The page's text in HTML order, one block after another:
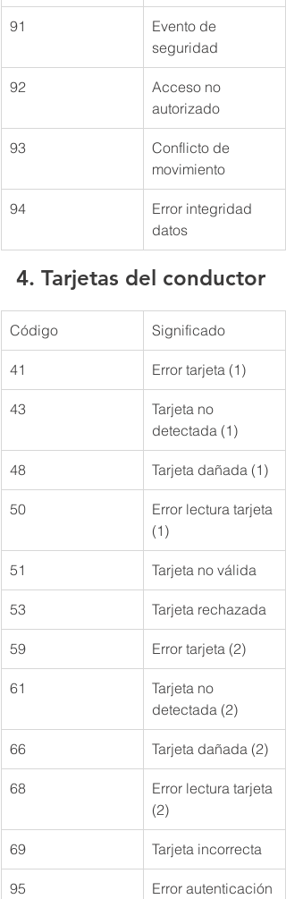
91
Evento de
seguridad
92
Acceso no
autorizado
93
Conflicto de
movimiento
94
Error integridad
datos
4. Tarjetas del conductor
Código Significado
41 Error tarjeta (1)
43
Tarjeta no
detectada (1)
48 Tarjeta dañada (1)
50
Error lectura tarjeta
(1)
51 Tarjeta no válida
53 Tarjeta rechazada
59 Error tarjeta (2)
61
Tarjeta no
detectada (2)
66 Tarjeta dañada (2)
68
Error lectura tarjeta
(2)
69 Tarjeta incorrecta
95
Error autenticación